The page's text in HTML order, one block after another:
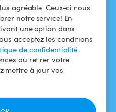
agréable. Ceux-ci nous
notre service! En
une option dans
acceptez les conditions
de confidentialité.
ou retirer votre
mettre à jour vos
ça
?
Mentions légales
TÉLÉCHARGEZ L'APP